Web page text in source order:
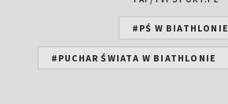
#PŚ W BIATHLONIE
#PUCHAR ŚWIATA W BIATHLONIE